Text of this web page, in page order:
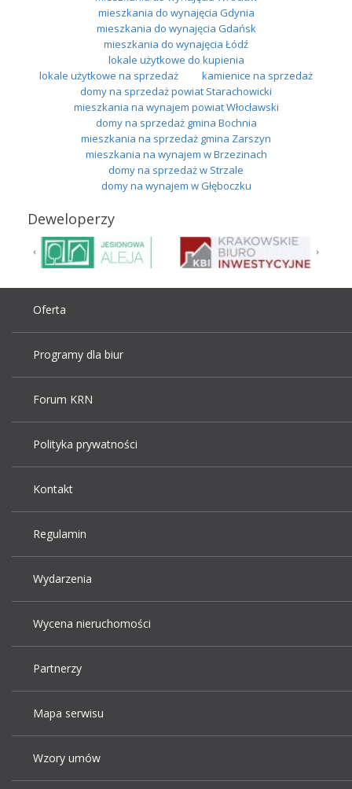
mieszkania do wynajęcia Gdynia
mieszkania do wynajęcia Gdańsk
mieszkania do wynajęcia Łódź
lokale użytkowe do kupienia
lokale użytkowe na sprzedaż
kamienice na sprzedaż
domy na sprzedaż powiat Starachowicki
mieszkania na wynajem powiat Włocławski
domy na sprzedaż gmina Bochnia
mieszkania na sprzedaż gmina Zarszyn
mieszkania na wynajem w Brzezinach
domy na sprzedaż w Strzale
domy na wynajem w Głęboczku
Deweloperzy
Oferta
Programy dla biur
Forum KRN
Polityka prywatności
Kontakt
Regulamin
Wydarzenia
Wycena nieruchomości
Partnerzy
Mapa serwisu
Wzory umów